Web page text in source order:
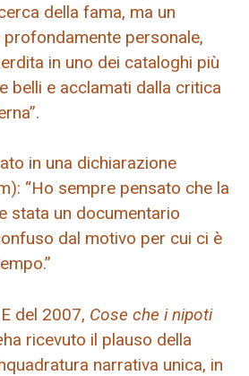
della fama, ma un
personale,
in uno dei cataloghi più
belli e acclamati dalla critica
in una dichiarazione
“Ho sempre pensato che la
stata un documentario
dal motivo per cui ci è
del 2007, Cose che i nipoti
ha ricevuto il plauso della
narrativa unica, in